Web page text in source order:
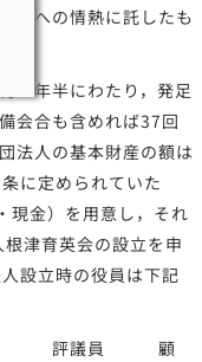
英への情熱に託したも
２年半にわたり，発足
会合も含めれば37回
法人の基本財産の額は
に定められていた
現金）を用意し，それ
津育英会の設立を申
設立時の役員は下記
郎 評議員 顧